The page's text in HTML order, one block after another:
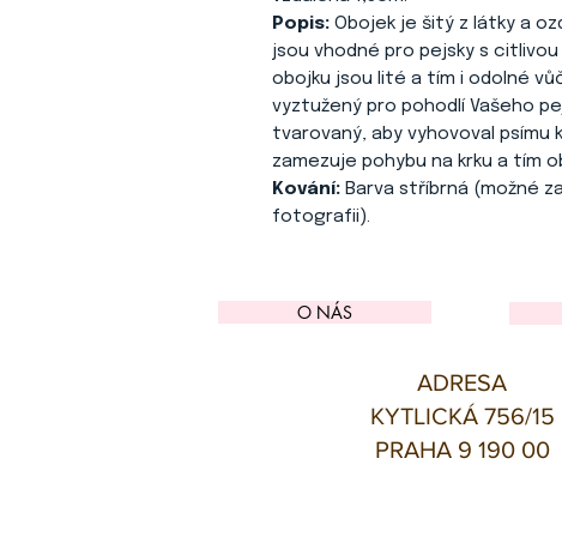
Popis: Obojek je šitý z látky a
jsou vhodné pro pejsky s
obojku jsou lité a tím i odolné
vyztužený pro pohodlí Vašeho
tvarovaný, aby vyhovoval psímu
zamezuje pohybu na krku a tím
Kování: Barva stříbrná (možné
fotografii).
O NÁS
ADRESA
KYTLICKÁ 756/15
PRAHA 9 190 00